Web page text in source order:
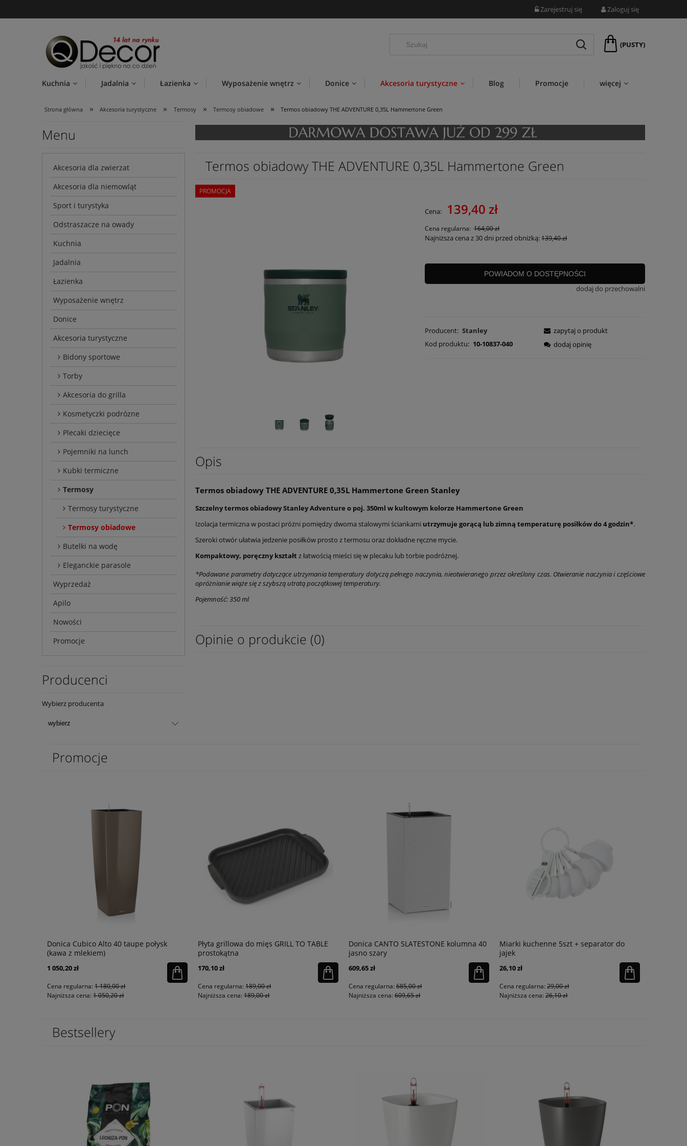
Zarejestruj się Zaloguj się
(PUSTY)
Kuchnia Jadalnia Łazienka Wyposażenie wnętrz Donice Akcesoria turystyczne Blog Promocje więcej
Strona główna » Akcesoria turystyczne » Termosy » Termosy obiadowe » Termos obiadowy THE ADVENTURE 0,35L Hammertone Green
Menu
Akcesoria dla zwierzat
Akcesoria dla niemowląt
Sport i turystyka
Odstraszacze na owady
Kuchnia
Jadalnia
Łazienka
Wyposażenie wnętrz
Donice
Akcesoria turystyczne
Bidony sportowe
Torby
Akcesoria do grilla
Kosmetyczki podrózne
Plecaki dziecięce
Pojemniki na lunch
Kubki termiczne
Termosy
Termosy turystyczne
Termosy obiadowe
Butelki na wodę
Eleganckie parasole
Wyprzedaż
Apilo
Nowości
Promocje
Producenci
Wybierz producenta
Termos obiadowy THE ADVENTURE 0,35L Hammertone Green
PROMOCJA
Cena: 139,40 zł
Cena regularna: 164,00 zł
Najniższa cena z 30 dni przed obniżką:139,40 zł
POWIADOM O DOSTĘPNOŚCI
dodaj do przechowalni
Producent: Stanley
Kod produktu: 10-10837-040
zapytaj o produkt
dodaj opinię
Opis
Termos obiadowy THE ADVENTURE 0,35L Hammertone Green Stanley
Szczelny termos obiadowy Stanley Adventure o poj. 350ml w kultowym kolorze Hammertone Green
Izolacja termiczna w postaci próżni pomiędzy dwoma stalowymi ściankami utrzymuje gorącą lub zimną temperaturę posiłków do 4 godzin*.
Szeroki otwór ułatwia jedzenie posiłków prosto z termosu oraz dokładne ręczne mycie.
Kompaktowy, poręczny kształt z łatwością mieści się w plecaku lub torbie podróżnej.
*Podawane parametry dotyczące utrzymania temperatury dotyczą pełnego naczynia, nieotwieranego przez określony czas. Otwieranie naczynia i częściowe
opróżnianie wiąże się z szybszą utratą początkowej temperatury.
Pojemność: 350 ml
Opinie o produkcie (0)
Promocje
Donica Cubico Alto 40 taupe połysk
(kawa z mlekiem)
1 050,20 zł
Cena regularna: 1 180,00 zł
Najniższa cena: 1 050,20 zł
Płyta grillowa do mięs GRILL TO TABLE
prostokątna
170,10 zł
Cena regularna: 189,00 zł
Najniższa cena: 189,00 zł
Donica CANTO SLATESTONE kolumna 40
jasno szary
609,65 zł
Cena regularna: 685,00 zł
Najniższa cena: 609,65 zł
Miarki kuchenne 5szt + separator do
jajek
26,10 zł
Cena regularna: 29,00 zł
Najniższa cena: 26,10 zł
Bestsellery